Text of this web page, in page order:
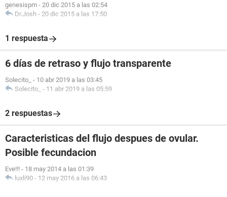
genesispm - 20 dic 2015 a las 02:54
Dr.Josh - 20 dic 2015 a las 17:50
1 respuesta
6 días de retraso y flujo transparente
Solecito_ - 10 abr 2019 a las 03:45
Solecito_ - 11 abr 2019 a las 05:59
2 respuestas
Caracteristicas del flujo despues de ovular.
Posible fecundacion
Eve!!! - 18 may 2014 a las 01:39
luxli90 - 12 may 2016 a las 06:43